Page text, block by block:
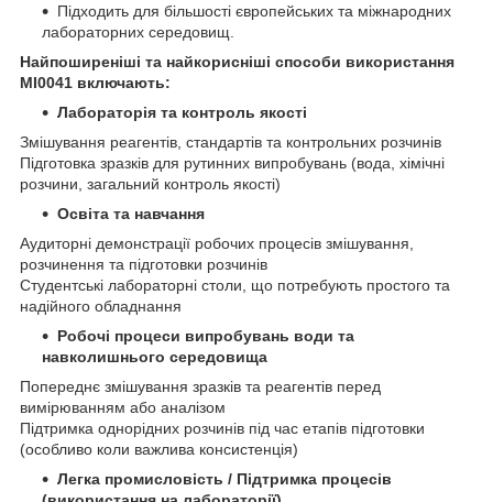
Підходить для більшості європейських та міжнародних
лабораторних середовищ.
Найпоширеніші та найкорисніші способи використання
MI0041 включають:
Лабораторія та контроль якості
Змішування реагентів, стандартів та контрольних розчинів
Підготовка зразків для рутинних випробувань (вода, хімічні
розчини, загальний контроль якості)
Освіта та навчання
Аудиторні демонстрації робочих процесів змішування,
розчинення та підготовки розчинів
Студентські лабораторні столи, що потребують простого та
надійного обладнання
Робочі процеси випробувань води та
навколишнього середовища
Попереднє змішування зразків та реагентів перед
вимірюванням або аналізом
Підтримка однорідних розчинів під час етапів підготовки
(особливо коли важлива консистенція)
Легка промисловість / Підтримка процесів